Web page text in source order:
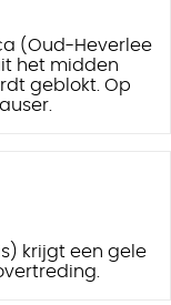
(Oud-Heverlee
het midden
geblokt. Op
krijgt een gele